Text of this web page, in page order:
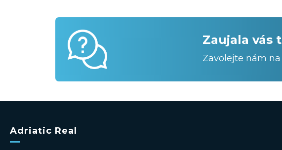
Zaujala vás
Zavolejte nám na
Adriatic Real